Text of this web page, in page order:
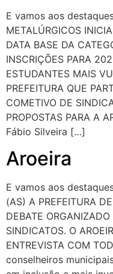
E vamos aos
METALÚRGICOS
DATA BASE DA
INSCRIÇÕES PARA
ESTUDANTES MAIS
PREFEITURA QUE
COMETIVO DE
PROPOSTAS PARA A
Fábio Silveira […]
Aroeira
E vamos aos
(AS) A PREFEITURA
DEBATE
SINDICATOS. O
ENTREVISTA COM
conselheiros